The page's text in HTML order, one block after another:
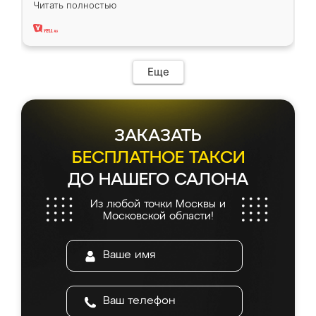
два года, нареканий нет.
Читать полностью
Еще
ЗАКАЗАТЬ
БЕСПЛАТНОЕ ТАКСИ
ДО НАШЕГО САЛОНА
Из любой точки Москвы и
Московской области!